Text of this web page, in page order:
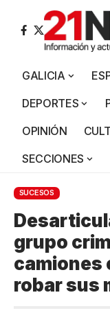
GALICIA
DEPORTES
OPINIÓN
SECCIONES
SUCESOS
grupo
camiones
robar sus